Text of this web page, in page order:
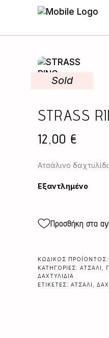
Sold
STRASS
12,00 €
Ατσάλινο δαχτυλίδι.
Εξαντλημένο
Προσθήκη στα
ΚΩΔΙΚΌΣ ΠΡΟΪΌΝΤΟΣ:
ΚΑΤΗΓΟΡΊΕΣ: ΑΤΣΆΛΙ
ΔΑΧΤΥΛΊΔΙΑ
ΕΤΙΚΈΤΕΣ: ΑΤΣΆΛΙ